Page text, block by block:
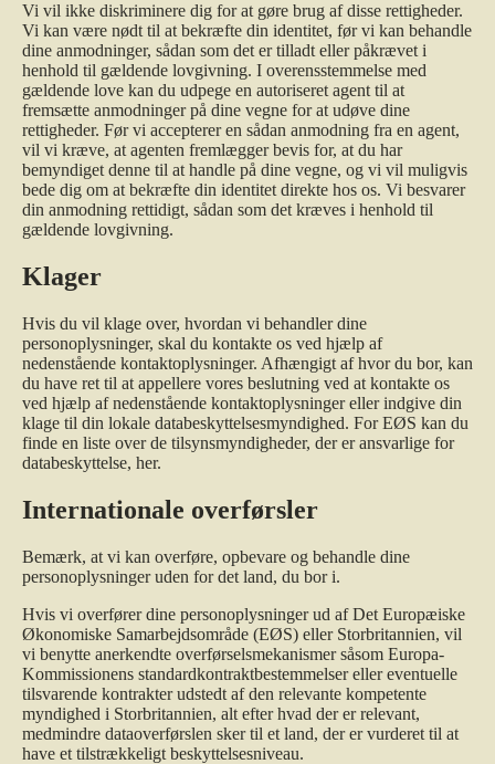
Vi vil ikke diskriminere dig for at gøre brug af disse rettigheder.
Vi kan være nødt til at bekræfte din identitet, før vi kan behandle
dine anmodninger, sådan som det er tilladt eller påkrævet i
henhold til gældende lovgivning. I overensstemmelse med
gældende love kan du udpege en autoriseret agent til at
fremsætte anmodninger på dine vegne for at udøve dine
rettigheder. Før vi accepterer en sådan anmodning fra en agent,
vil vi kræve, at agenten fremlægger bevis for, at du har
bemyndiget denne til at handle på dine vegne, og vi vil muligvis
bede dig om at bekræfte din identitet direkte hos os. Vi besvarer
din anmodning rettidigt, sådan som det kræves i henhold til
gældende lovgivning.
Klager
Hvis du vil klage over, hvordan vi behandler dine
personoplysninger, skal du kontakte os ved hjælp af
nedenstående kontaktoplysninger. Afhængigt af hvor du bor, kan
du have ret til at appellere vores beslutning ved at kontakte os
ved hjælp af nedenstående kontaktoplysninger eller indgive din
klage til din lokale databeskyttelsesmyndighed. For EØS kan du
finde en liste over de tilsynsmyndigheder, der er ansvarlige for
databeskyttelse, her.
Internationale overførsler
Bemærk, at vi kan overføre, opbevare og behandle dine
personoplysninger uden for det land, du bor i.
Hvis vi overfører dine personoplysninger ud af Det Europæiske
Økonomiske Samarbejdsområde (EØS) eller Storbritannien, vil
vi benytte anerkendte overførselsmekanismer såsom Europa-
Kommissionens standardkontraktbestemmelser eller eventuelle
tilsvarende kontrakter udstedt af den relevante kompetente
myndighed i Storbritannien, alt efter hvad der er relevant,
medmindre dataoverførslen sker til et land, der er vurderet til at
have et tilstrækkeligt beskyttelsesniveau.